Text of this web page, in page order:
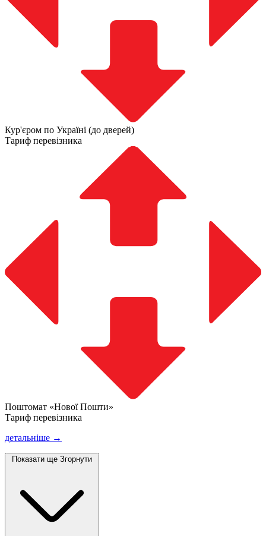
Кур'єром по Україні (до дверей)
Тариф перевізника
Поштомат «Нової Пошти»
Тариф перевізника
детальніше →
Показати ще Згорнути